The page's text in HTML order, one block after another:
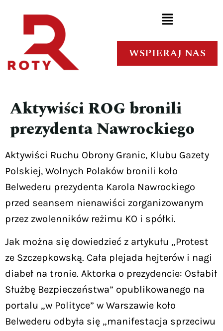
WSPIERAJ NAS
Aktywiści ROG bronili
prezydenta Nawrockiego
Aktywiści Ruchu Obrony Granic, Klubu Gazety
Polskiej, Wolnych Polaków bronili koło
Belwederu prezydenta Karola Nawrockiego
przed seansem nienawiści zorganizowanym
przez zwolenników reżimu KO i spółki.
Jak można się dowiedzieć z artykułu „Protest
ze Szczepkowską. Cała plejada hejterów i nagi
diabeł na tronie. Aktorka o prezydencie: Osłabił
Służbę Bezpieczeństwa” opublikowanego na
portalu „w Polityce” w Warszawie koło
Belwederu odbyła się „manifestacja sprzeciwu